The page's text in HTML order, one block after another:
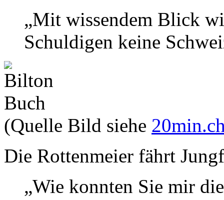
„Mit wissendem Blick
Schuldigen keine
(Quelle Bild siehe
Die Rottenmeier fährt
„Wie konnten Sie mir